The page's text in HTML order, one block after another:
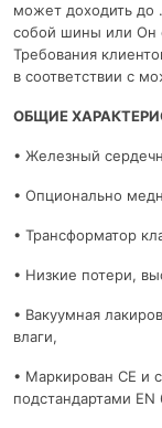
может доходить до
собой шины или Он
Требования
в соответствии с
ОБЩИЕ
• Железный
• Опционально
• Трансформатор
• Низкие потери,
• Вакуумная
влаги,
• Маркирован CE и
подстандартами EN